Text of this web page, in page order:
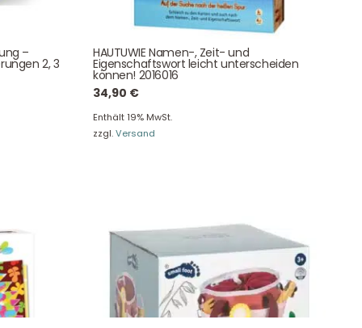
–
2, 3
HAUTUWIE Namen-, Zeit- und
Eigenschaftswort leicht unterscheiden
können! 2016016
34,90 €
Enthält 19% MwSt.
zzgl.Versand
NEWSLETTER